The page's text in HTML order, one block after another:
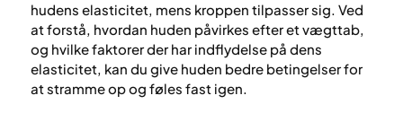
hudens elasticitet, mens kroppen tilpasser sig. Ved
at forstå, hvordan huden påvirkes efter et vægttab,
og hvilke faktorer der har indflydelse på dens
elasticitet, kan du give huden bedre betingelser for
at stramme op og føles fast igen.